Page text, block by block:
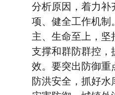
分析原因，着力补
项、健全工作机制
主、生命至上，坚
支撑和群防群控，
效。要突出防御重
防洪安全，抓好